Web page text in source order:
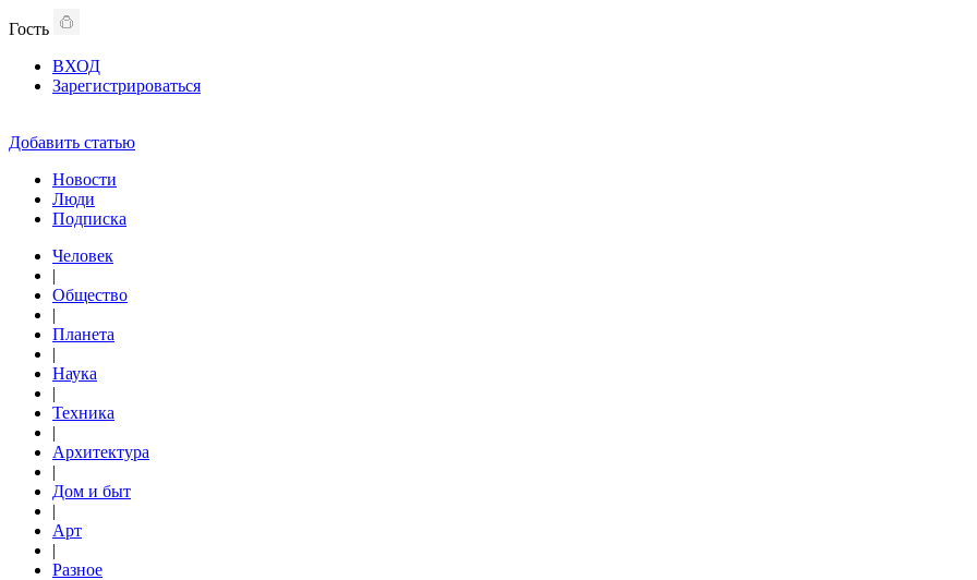
Гость
ВХОД
Зарегистрироваться
Добавить статью
Новости
Люди
Подписка
Человек
|
Общество
|
Планета
|
Наука
|
Техника
|
Архитектура
|
Дом и быт
|
Арт
|
Разное